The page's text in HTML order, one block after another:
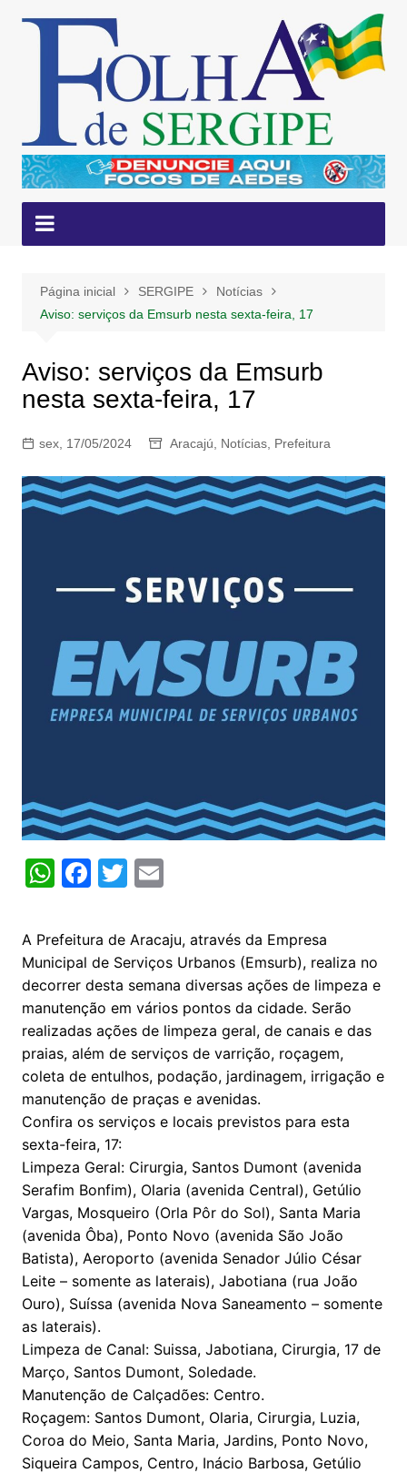
conteúdo
Página inicial SERGIPE
Notícias
Aviso: serviços da Emsurb nesta sexta-feira, 17
Aviso: serviços da Emsurb
nesta sexta-feira, 17
sex, 17/05/2024 Aracajú Notícias, Prefeitura
W
at
s
A
p
p
F
c
e
b
o
o
k
T
itt
er
E
ai
l
A Prefeitura de Aracaju, através da Empresa
Municipal de Serviços Urbanos (Emsurb), realiza no
decorrer desta semana diversas ações de limpeza e
manutenção em vários pontos da cidade. Serão
realizadas ações de limpeza geral, de canais e das
praias, além de serviços de varrição, roçagem,
coleta de entulhos, podação, jardinagem, irrigação e
manutenção de praças e avenidas.
Confira os serviços e locais previstos para esta
sexta-feira, 17:
Limpeza Geral: Cirurgia, Santos Dumont (avenida
Serafim Bonfim), Olaria (avenida Central), Getúlio
Vargas, Mosqueiro (Orla Pôr do Sol), Santa Maria
(avenida Ôba), Ponto Novo (avenida São João
Batista), Aeroporto (avenida Senador Júlio César
Leite – somente as laterais), Jabotiana (rua João
Ouro), Suíssa (avenida Nova Saneamento – somente
as laterais).
Limpeza de Canal: Suissa, Jabotiana, Cirurgia, 17 de
Março, Santos Dumont, Soledade.
Manutenção de Calçadões: Centro.
Roçagem: Santos Dumont, Olaria, Cirurgia, Luzia,
Coroa do Meio, Santa Maria, Jardins, Ponto Novo,
Siqueira Campos, Centro, Inácio Barbosa, Getúlio